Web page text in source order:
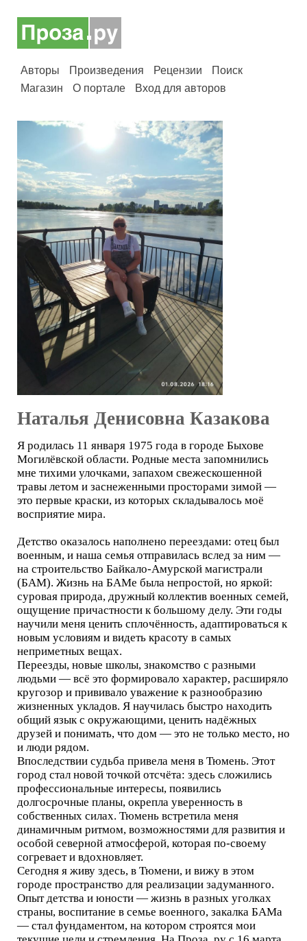
Авторы Произведения Рецензии
Поиск
Магазин
О портале Вход для авторов
Наталья Денисовна Казакова
Я родилась 11 января 1975 года в городе Быхове
Могилёвской области. Родные места запомнились
мне тихими улочками, запахом свежескошенной
травы летом и заснеженными просторами зимой —
это первые краски, из которых складывалось моё
восприятие мира.
Детство оказалось наполнено переездами: отец был
военным, и наша семья отправилась вслед за ним —
на строительство Байкало-Амурской магистрали
(БАМ). Жизнь на БАМе была непростой, но яркой:
суровая природа, дружный коллектив военных семей,
ощущение причастности к большому делу. Эти годы
научили меня ценить сплочённость, адаптироваться к
новым условиям и видеть красоту в самых
неприметных вещах.
Переезды, новые школы, знакомство с разными
людьми — всё это формировало характер, расширяло
кругозор и прививало уважение к разнообразию
жизненных укладов. Я научилась быстро находить
общий язык с окружающими, ценить надёжных
друзей и понимать, что дом — это не только место, но
и люди рядом.
Впоследствии судьба привела меня в Тюмень. Этот
город стал новой точкой отсчёта: здесь сложились
профессиональные интересы, появились
долгосрочные планы, окрепла уверенность в
собственных силах. Тюмень встретила меня
динамичным ритмом, возможностями для развития и
особой северной атмосферой, которая по-своему
согревает и вдохновляет.
Сегодня я живу здесь, в Тюмени, и вижу в этом
городе пространство для реализации задуманного.
Опыт детства и юности — жизнь в разных уголках
страны, воспитание в семье военного, закалка БАМа
— стал фундаментом, на котором строятся мои